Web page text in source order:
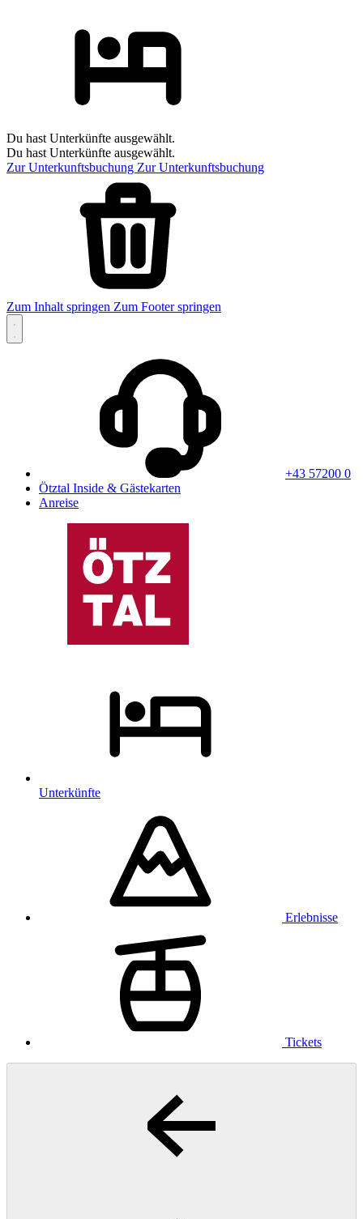
Du hast Unterkünfte ausgewählt.
Du hast Unterkünfte ausgewählt.
Zur Unterkunftsbuchung Zur Unterkunftsbuchung
Zum Inhalt springen Zum Footer springen
+43 57200 0
Ötztal Inside & Gästekarten
Anreise
Unterkünfte
Erlebnisse
Tickets